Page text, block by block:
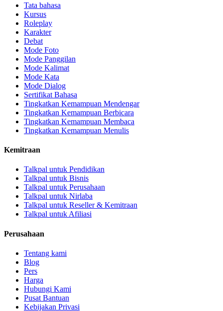
Tata bahasa
Kursus
Roleplay
Karakter
Debat
Mode Foto
Mode Panggilan
Mode Kalimat
Mode Kata
Mode Dialog
Sertifikat Bahasa
Tingkatkan Kemampuan Mendengar
Tingkatkan Kemampuan Berbicara
Tingkatkan Kemampuan Membaca
Tingkatkan Kemampuan Menulis
Kemitraan
Talkpal untuk Pendidikan
Talkpal untuk Bisnis
Talkpal untuk Perusahaan
Talkpal untuk Nirlaba
Talkpal untuk Reseller & Kemitraan
Talkpal untuk Afiliasi
Perusahaan
Tentang kami
Blog
Pers
Harga
Hubungi Kami
Pusat Bantuan
Kebijakan Privasi